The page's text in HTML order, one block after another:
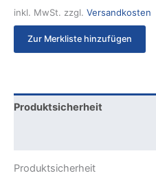
inkl. MwSt. zzgl. Versandkosten
Zur Merkliste hinzufügen
Produktsicherheit
Produktsicherheit